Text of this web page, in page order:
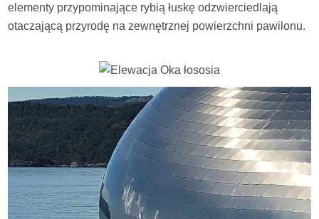
elementy przypominające rybią łuskę odzwierciedlają
otaczającą przyrodę na zewnętrznej powierzchni pawilonu.